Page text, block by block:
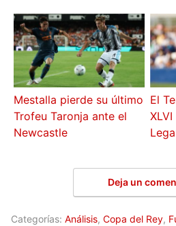
Mestalla pierde su último
Trofeu Taronja ante el
Newcastle
El
Deja un
Categorías: Análisis, Copa del Rey,